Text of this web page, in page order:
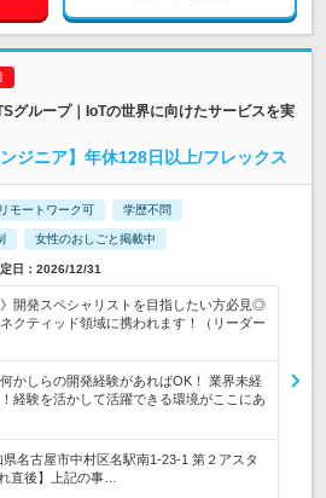
グループ｜IoTの世界に向けたサービスを実
ジニア】年休128日以上/フレックス
リモートワーク可 学歴不問
女性のおしごと掲載中
日：2026/12/31
》開発スペシャリストを目指したい方必見◎
クティッド領域に携われます！（リーダー
かしらの開発経験があればOK！ 業界未経
経験を活かして活躍できる環境がここにあ
県名古屋市中村区名駅南1-23-1 第２アスタ
直後】上記の事…